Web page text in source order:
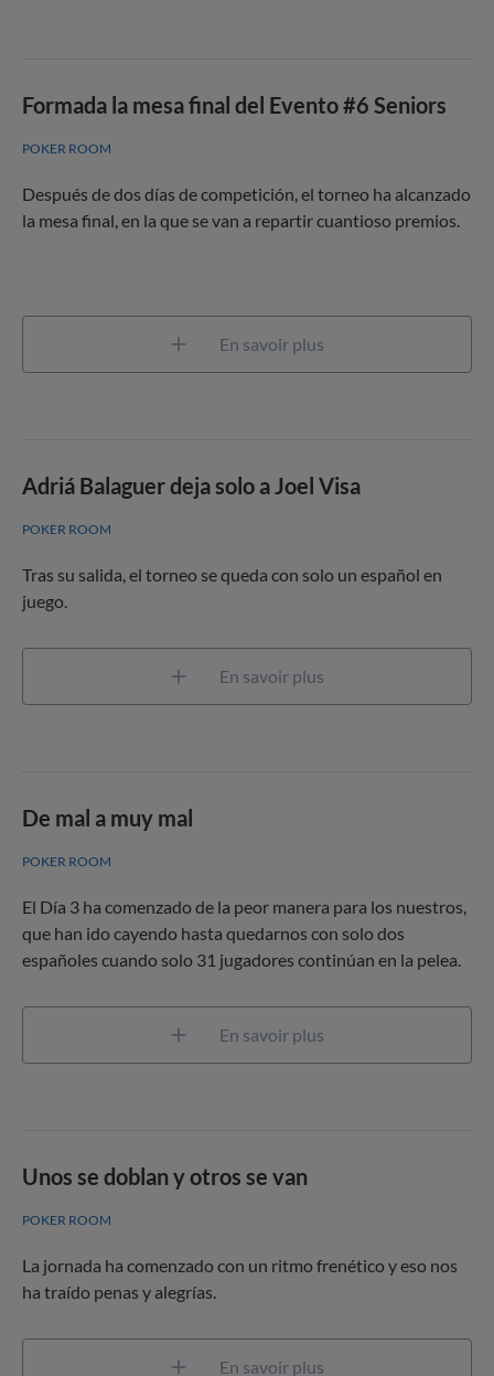
Formada la mesa final del Evento #6 Seniors
POKER ROOM
Después de dos días de competición, el torneo ha alcanzado
la mesa final, en la que se van a repartir cuantioso premios.
En savoir plus
Adriá Balaguer deja solo a Joel Visa
POKER ROOM
Tras su salida, el torneo se queda con solo un español en
juego.
En savoir plus
De mal a muy mal
POKER ROOM
El Día 3 ha comenzado de la peor manera para los nuestros,
que han ido cayendo hasta quedarnos con solo dos
españoles cuando solo 31 jugadores continúan en la pelea.
En savoir plus
Unos se doblan y otros se van
POKER ROOM
La jornada ha comenzado con un ritmo frenético y eso nos
ha traído penas y alegrías.
En savoir plus